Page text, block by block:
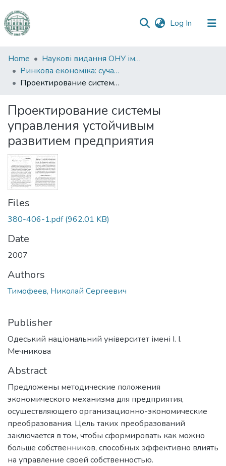
Log In (current)
Communities
&
Collections
Statistics
Home
Наукові видання ОНУ імені І. І. Мечникова
Ринкова економіка: сучасна теорія і практика управління
Проектирование системы управления устойчивым развитием предприятия
Проектирование системы
управления устойчивым
развитием предприятия
Files
380-406-1.pdf(962.01 KB)
Date
2007
Authors
Тимофеев, Николай Сергеевич
Publisher
Одеський національний університет імені І. І.
Мечникова
Abstract
Предложены методические положения
экономического механизма для предприятия,
осуществляющего организационно-экономические
преобразования. Цель таких преобразований
заключается в том, чтобы сформировать как можно
больше собственников, способных эффективно влиять
на управление своей собственностью.